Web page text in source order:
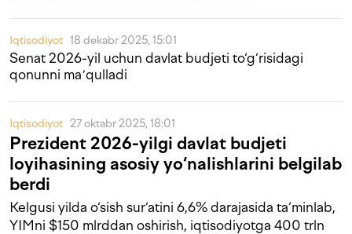
Iqtisodiyot 18 dekabr 2025, 15:01
Senat 2026-yil uchun davlat budjeti to‘g‘risidagi
qonunni maʼqulladi
Iqtisodiyot 27 oktabr 2025, 18:01
Prezident 2026-yilgi davlat budjeti
loyihasining asosiy yo‘nalishlarini belgilab
berdi
Kelgusi yilda o‘sish sur‘atini 6,6% darajasida ta‘minlab,
YIMni $150 mlrddan oshirish, iqtisodiyotga 400 trln